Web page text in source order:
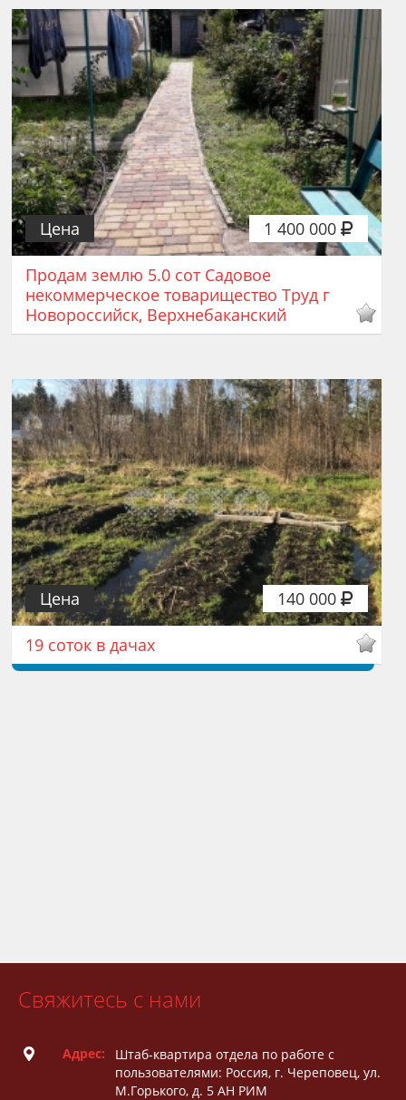
1 400 000
Цена
Продам землю 5.0 сот Садовое
некоммерческое товарищество Труд г
Новороссийск, Верхнебаканский
140 000
Цена
19 соток в дачах
Свяжитесь с нами
Адрес:
Штаб-квартира отдела по работе с
пользователями: Россия, г. Череповец, ул.
М.Горького, д. 5 АН РИМ